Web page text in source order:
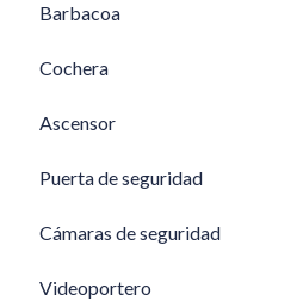
Barbacoa
Cochera
Ascensor
Puerta de seguridad
Cámaras de seguridad
Videoportero